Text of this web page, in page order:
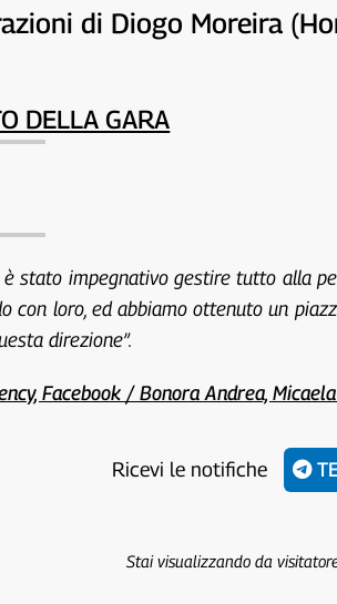
di Diogo Moreira
DELLA GARA
è stato impegnativo gestire tutto alla
con loro, ed abbiamo ottenuto un
direzione”.
Facebook / Bonora Andrea,
Ricevi le notifiche
Stai visualizzando da